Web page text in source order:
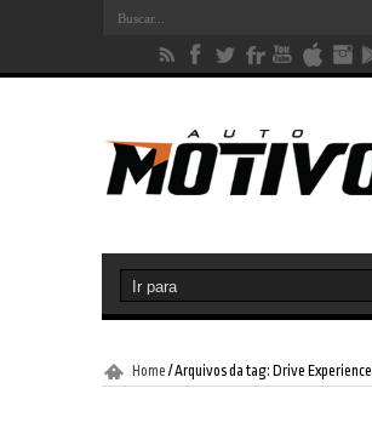
Home /Arquivos da tag: Drive Experience